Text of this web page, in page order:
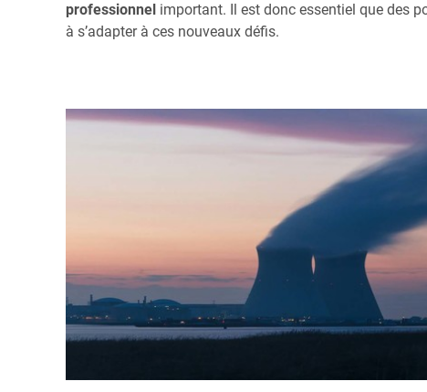
professionnel important. Il est donc essentiel que des
à s’adapter à ces nouveaux défis.